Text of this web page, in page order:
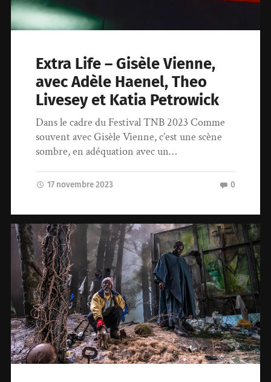
Extra Life – Gisèle Vienne,
avec Adèle Haenel, Theo
Livesey et Katia Petrowick
Dans le cadre du Festival TNB 2023 Comme
souvent avec Gisèle Vienne, c’est une scène
sombre, en adéquation avec un…
17 novembre 2023 0